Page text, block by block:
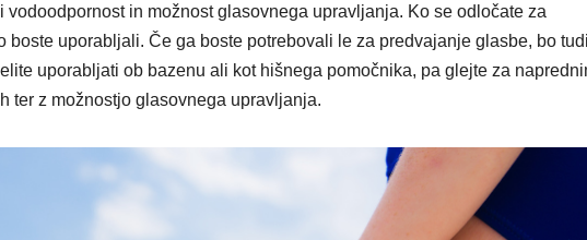
in možnost glasovnega upravljanja. Ko se odločate za
boste uporabljali. Če ga boste potrebovali le za predvajanje glasbe, bo tudi
uporabljati ob bazenu ali kot hišnega pomočnika, pa glejte za
ter z možnostjo glasovnega upravljanja.